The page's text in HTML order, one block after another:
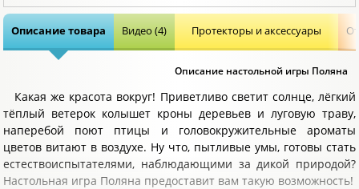
Описание товара Видео (4) Протекторы и аксессуары
Описание настольной игры Поляна
Какая же красота вокруг! Приветливо светит солнце, лёгкий
тёплый ветерок колышет кроны деревьев и луговую траву,
наперебой поют птицы и головокружительные ароматы
цветов витают в воздухе. Ну что, пытливые умы, готовы стать
естествоиспытателями, наблюдающими за дикой природой?
Настольная игра Поляна предоставит вам такую возможность!